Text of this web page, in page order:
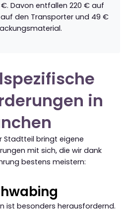
Davon entfallen 220 € auf
den Transporter und 49 €
in
Stadtteil bringt eigene
mit sich, die wir dank
bestens meistern:
ist besonders herausfordernd.